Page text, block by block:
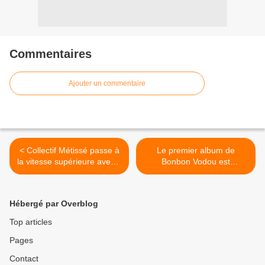
Commentaires
Ajouter un commentaire
< Collectif Métissé passe à
la vitesse supérieure avec «
Sweet Dreams » !
Le premier album de
Bonbon Vodou est
disponible ! >
Hébergé par Overblog
Top articles
Pages
Contact